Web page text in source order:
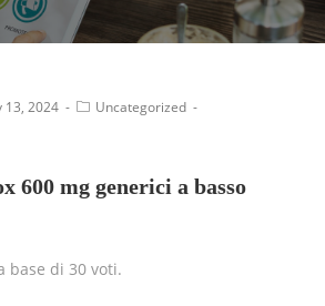
13, 2024
Uncategorized
600 mg generici a basso
base di 30 voti.